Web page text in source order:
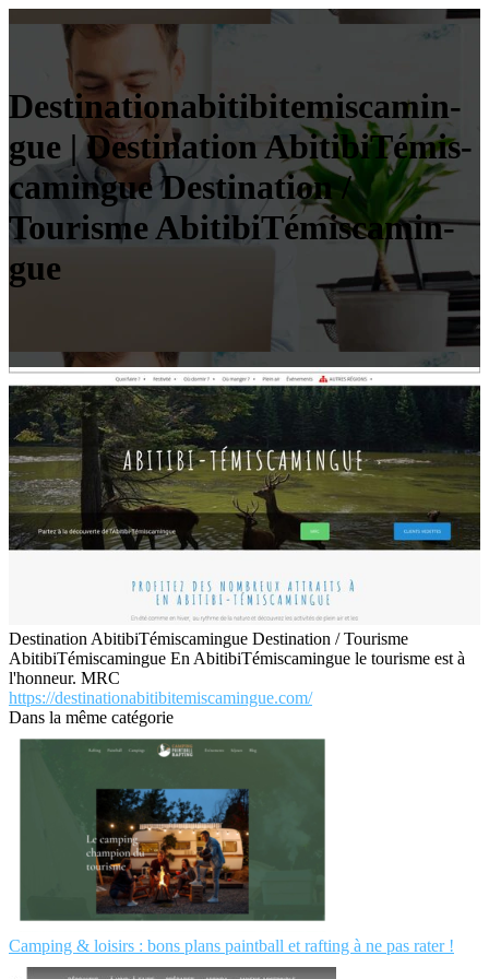
Destinationabitibitemisca­min­
gue | Destination AbitibiTémis­
ca­min­gue Destination /
Tourisme AbitibiTémis­ca­min­
gue
Destination AbitibiTémiscamingue Destination / Tourisme
AbitibiTémiscamingue En AbitibiTémiscamingue le tourisme est à
l'honneur. MRC
https://destinationabitibitemiscamingue.com/
Dans la même catégorie
Camping & loisirs : bons plans paintball et rafting à ne pas rater !